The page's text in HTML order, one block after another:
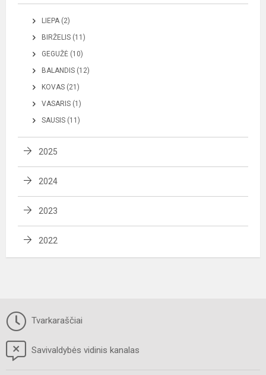
LIEPA (2)
BIRŽELIS (11)
GEGUŽĖ (10)
BALANDIS (12)
KOVAS (21)
VASARIS (1)
SAUSIS (11)
2025
2024
2023
2022
Tvarkaraščiai
Savivaldybės vidinis kanalas